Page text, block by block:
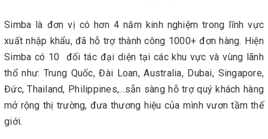
Simba là đơn vị có hơn 4 năm kinh nghiệm trong lĩnh vực
xuất nhập khẩu, đã hỗ trợ thành công 1000+ đơn hàng. Hiện
Simba có 10 đối tác đại diện tại các khu vực và vùng lãnh
thổ như: Trung Quốc, Đài Loan, Australia, Dubai, Singapore,
Đức, Thailand, Philippines,...sẵn sàng hỗ trợ quý khách hàng
mở rộng thị trường, đưa thương hiệu của mình vươn tầm thế
giới.